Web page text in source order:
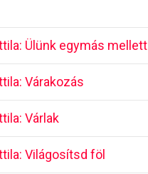
Ülünk egymás mellett
Várakozás
Várlak
Világosítsd föl